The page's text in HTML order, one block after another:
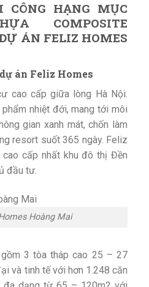
CÔNG HẠNG MỤC
COMPOSITE
ÁN FELIZ HOMES
án Feliz Homes
cao cấp giữa lòng Hà Nội.
nhiệt đới, mang tới môi
gian xanh mát, chốn làm
resort suốt 365 ngày. Feliz
cấp nhất khu đô thị Đền
đầu tư.
Hoàng Mai
3 tòa tháp cao 25 – 27
và tinh tế với hơn 1.248 căn